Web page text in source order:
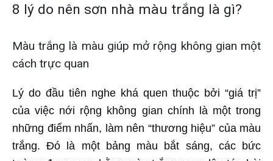
8 lý do nên sơn nhà màu trắng là gì?
Màu trắng là màu giúp mở rộng không gian một
cách trực quan
Lý do đầu tiên nghe khá quen thuộc bởi “giá trị”
của việc nới rộng không gian chính là một trong
những điểm nhấn, làm nên “thương hiệu” của màu
trắng. Đó là một bảng màu bắt sáng, các bức